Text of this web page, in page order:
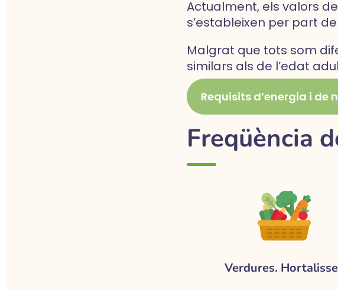
Actualment, els valors
s’estableixen per part
Malgrat que tots som
similars als de l’edat
Requisits d’energia i de
Freqüència
Verdures.